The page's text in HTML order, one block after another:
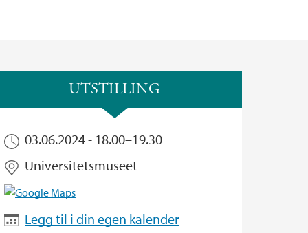
UTSTILLING
03.06.2024 - 18.00–19.30
Universitetsmuseet
Legg til i din egen kalender